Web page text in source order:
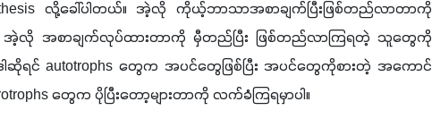
အဲ့လို အစာချက်လုပ်ထားတာကို မှီတည်ပြီး ဖြစ်တည်လာကြရတဲ့ သူတွေကို
ါဆိုရင် autotrophs တွေက အပင်တွေဖြစ်ပြီး အပင်တွေကိုစားတဲ့ အကောင်
တွေက ပိုပြီးတော့များတာကို လက်ခံကြရမှာပါ။